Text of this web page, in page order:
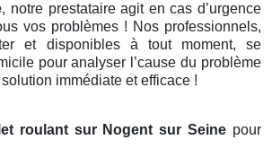
, notre prestataire agit en cas d’urgence
vos problèmes ! Nos professionnels,
et disponibles à tout moment, se
pour analyser l’cause du problème
immédiate et efficace !
roulant sur Nogent sur Seine pour